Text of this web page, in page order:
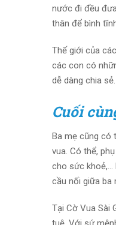
nước đi đều
thân để bình
Thế giới của
các con có
dễ dàng chia sẻ.
Cuối
Ba mẹ cũng có
vua. Có thể,
cho sức khoẻ,…
cầu nối giữa ba
Tại Cờ Vua Sài